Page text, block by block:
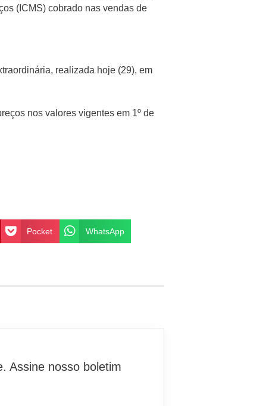
(ICMS) cobrado nas vendas de
realizada hoje (29), em
nos valores vigentes em 1º de
Pocket WhatsApp
Assine nosso boletim